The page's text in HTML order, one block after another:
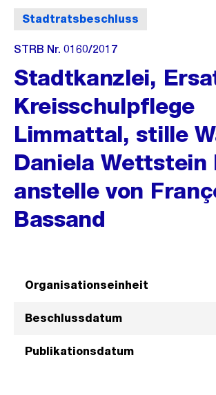
Stadtratsbeschluss
STRB Nr. 0160/2017
Stadtkanzlei,
Kreisschulpflege
Limmattal, stille
Daniela Wettstein
anstelle von
Bassand
Organisationseinheit
Beschlussdatum
Publikationsdatum